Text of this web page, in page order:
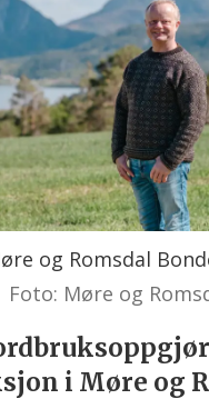
og Romsdal
Foto: Møre og
i Møre og